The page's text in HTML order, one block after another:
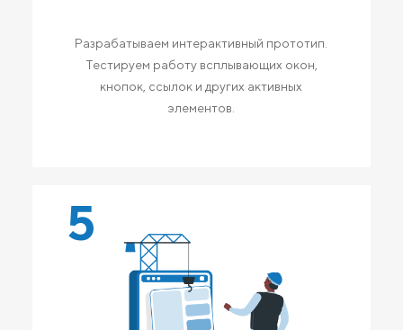
Разрабатываем интерактивный прототип.
Тестируем работу всплывающих окон,
кнопок, ссылок и других активных
элементов.
5